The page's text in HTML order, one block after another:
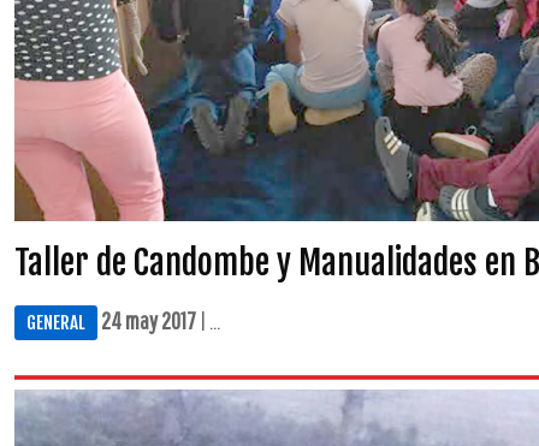
Taller de Candombe y Manualidades en
GENERAL 24 may 2017 | ...